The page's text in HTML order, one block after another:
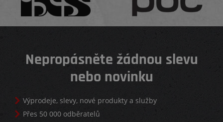
Nepropásněte žádnou slevu
nebo novinku
Výprodeje, slevy, nové produkty a služby
Přes 50 000 odběratelů